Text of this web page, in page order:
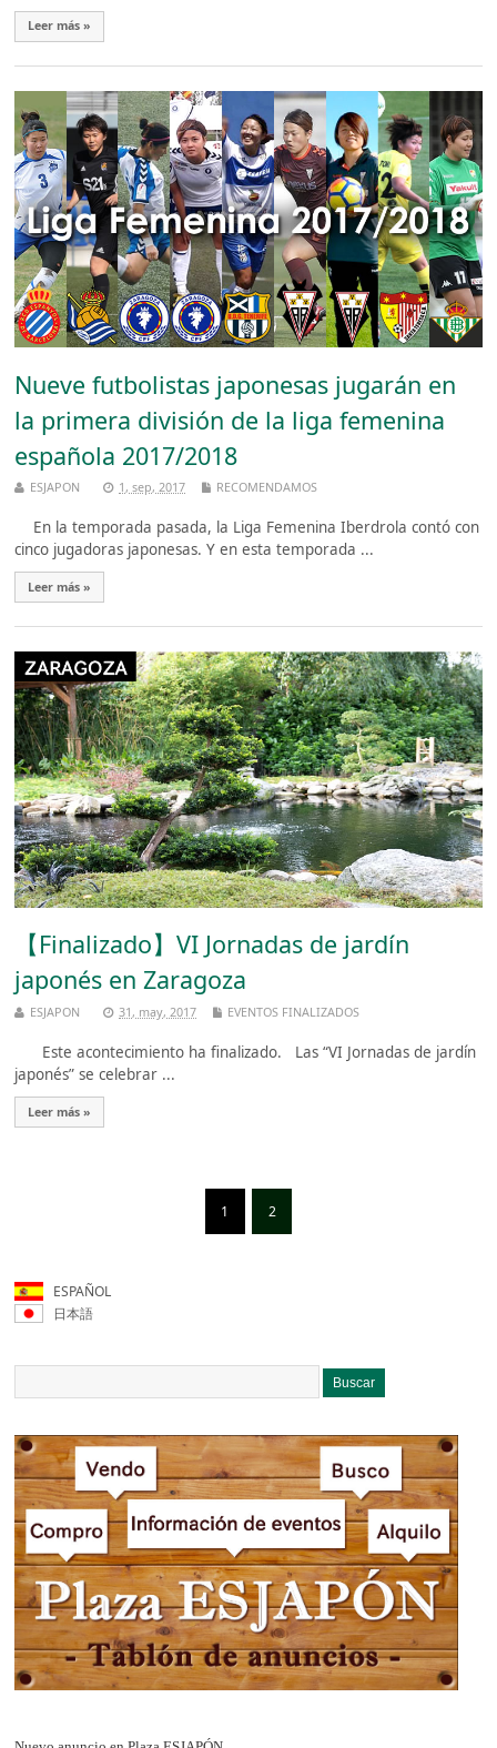
Leer más »
Nueve futbolistas japonesas jugarán en
la primera división de la liga femenina
española 2017/2018
ESJAPON 1, sep, 2017 RECOMENDAMOS
En la temporada pasada, la Liga Femenina Iberdrola contó con
cinco jugadoras japonesas. Y en esta temporada ...
Leer más »
【Finalizado】VI Jornadas de jardín
japonés en Zaragoza
ESJAPON 31, may, 2017 EVENTOS FINALIZADOS
Este acontecimiento ha finalizado. Las “VI Jornadas de jardín
japonés” se celebrar ...
Leer más »
1 2
ESPAÑOL
日本語